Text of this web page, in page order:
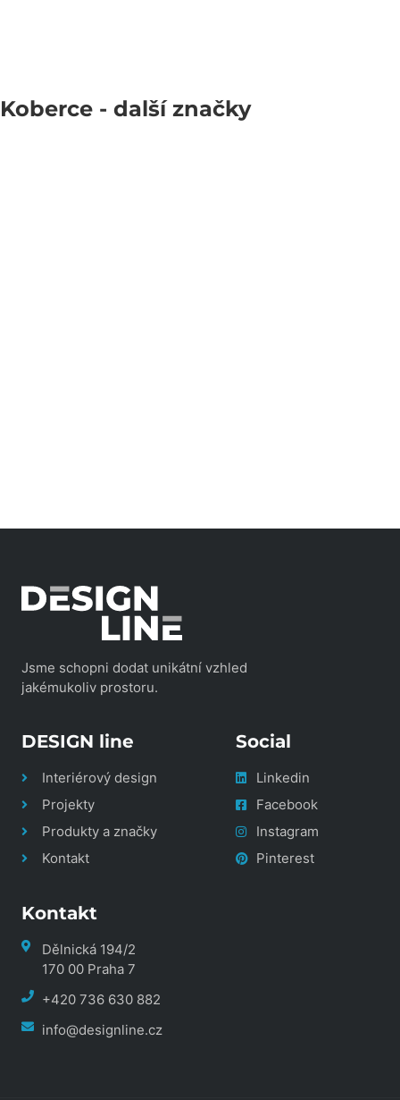
Koberce - další značky
Jsme schopni dodat unikátní vzhled
jakémukoliv prostoru.
DESIGN line
Interiérový design
Projekty
Produkty a značky
Kontakt
Social
Linkedin
Facebook
Instagram
Pinterest
Kontakt
Dělnická 194/2
170 00 Praha 7
+420 736 630 882
info@designline.cz